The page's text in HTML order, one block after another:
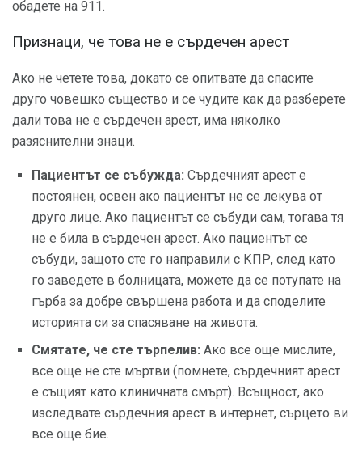
обадете на 911.
Признаци, че това не е сърдечен арест
Ако не четете това, докато се опитвате да спасите
друго човешко същество и се чудите как да разберете
дали това не е сърдечен арест, има няколко
разяснителни знаци.
Пациентът се събужда: Сърдечният арест е
постоянен, освен ако пациентът не се лекува от
друго лице. Ако пациентът се събуди сам, тогава тя
не е била в сърдечен арест. Ако пациентът се
събуди, защото сте го направили с КПР, след като
го заведете в болницата, можете да се потупате на
гърба за добре свършена работа и да споделите
историята си за спасяване на живота.
Смятате, че сте търпелив: Ако все още мислите,
все още не сте мъртви (помнете, сърдечният арест
е същият като клиничната смърт). Всъщност, ако
изследвате сърдечния арест в интернет, сърцето ви
все още бие.